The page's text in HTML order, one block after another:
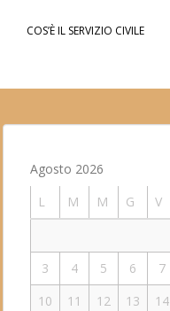
COS’È IL SERVIZIO CIVILE
Agosto 2026
L
M M G V
3
4 5 6 7
10
11 12 13 14